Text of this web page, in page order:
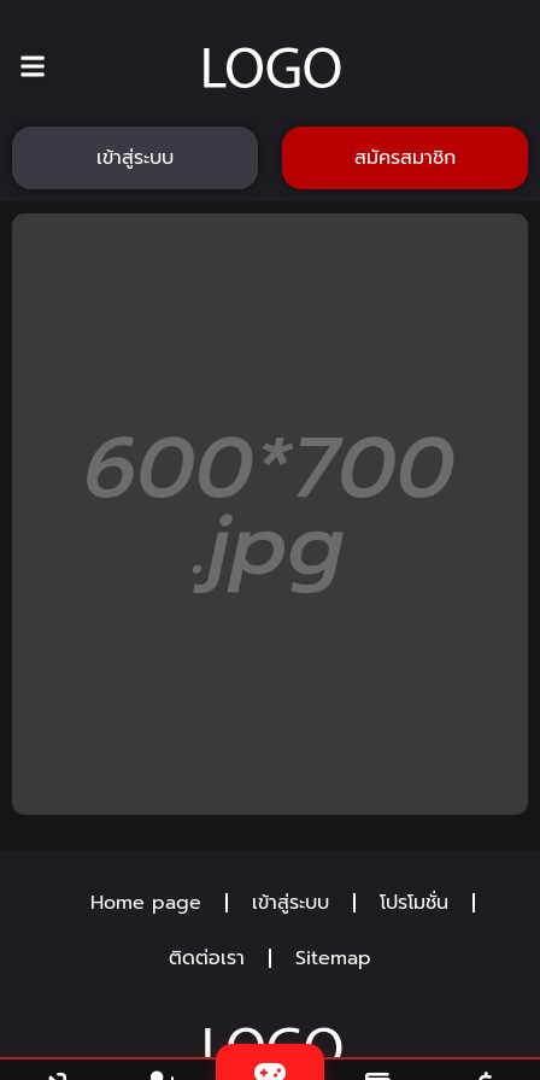
เข้าสู่ระบบ สมัครสมาชิก
Home page เข้าสู่ระบบ
โปรโมชั่น
ติดต่อเรา
Sitemap